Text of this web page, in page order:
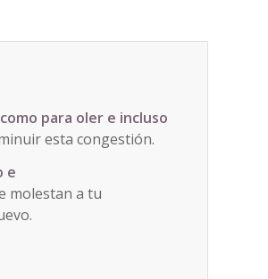
para oler e incluso
esta congestión.
e
molestan a tu